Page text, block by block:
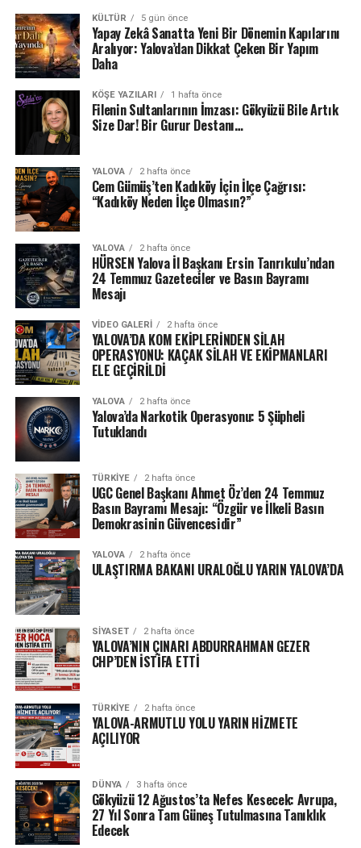
KÜLTÜR 5 gün önce
Yapay Zekâ Sanatta Yeni Bir Dönemin Kapılarını
Aralıyor: Yalova’dan Dikkat Çeken Bir Yapım
Daha
KÖŞE YAZILARI 1 hafta önce
Filenin Sultanlarının İmzası: Gökyüzü Bile Artık
Size Dar! Bir Gurur Destanı…
YALOVA 2 hafta önce
Cem Gümüş’ten Kadıköy İçin İlçe Çağrısı:
“Kadıköy Neden İlçe Olmasın?”
YALOVA 2 hafta önce
HÜRSEN Yalova İl Başkanı Ersin Tanrıkulu’ndan
24 Temmuz Gazeteciler ve Basın Bayramı
Mesajı
VIDEO GALERI 2 hafta önce
YALOVA’DA KOM EKİPLERİNDEN SİLAH
OPERASYONU: KAÇAK SİLAH VE EKİPMANLARI
ELE GEÇİRİLDİ
YALOVA 2 hafta önce
Yalova’da Narkotik Operasyonu: 5 Şüpheli
Tutuklandı
TÜRKIYE 2 hafta önce
UGC Genel Başkanı Ahmet Öz’den 24 Temmuz
Basın Bayramı Mesajı: “Özgür ve İlkeli Basın
Demokrasinin Güvencesidir”
YALOVA 2 hafta önce
ULAŞTIRMA BAKANI URALOĞLU YARIN YALOVA’DA
SIYASET 2 hafta önce
YALOVA’NIN ÇINARI ABDURRAHMAN GEZER
CHP’DEN İSTİFA ETTİ
TÜRKIYE 2 hafta önce
YALOVA-ARMUTLU YOLU YARIN HİZMETE
AÇILIYOR
DÜNYA 3 hafta önce
Gökyüzü 12 Ağustos’ta Nefes Kesecek: Avrupa,
27 Yıl Sonra Tam Güneş Tutulmasına Tanıklık
Edecek